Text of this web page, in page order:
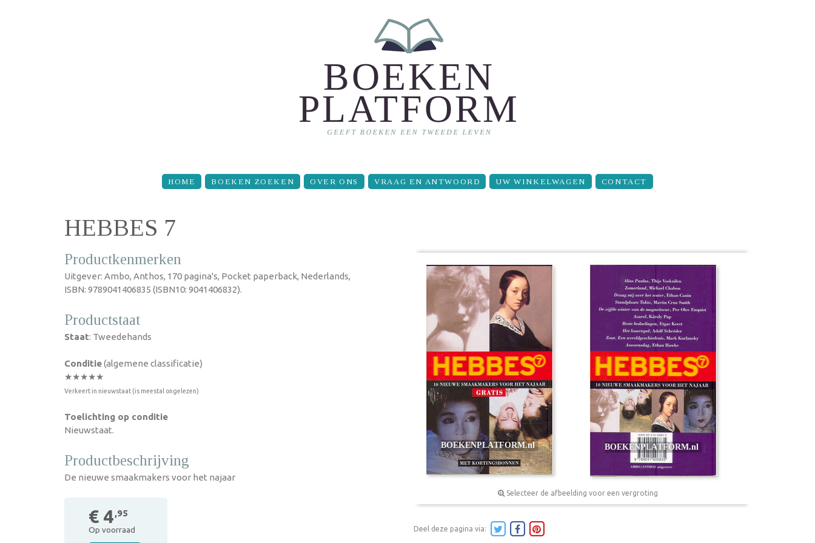
HOME BOEKEN ZOEKEN OVER ONS VRAAG EN ANTWOORD UW WINKELWAGEN CONTACT
HEBBES 7
Productkenmerken
Uitgever: Ambo, Anthos, 170 pagina's, Pocket paperback, Nederlands,
ISBN: 9789041406835 (ISBN10: 9041406832).
Productstaat
Staat: Tweedehands
Conditie(algemene classificatie)
★★★★★
Verkeert in nieuwstaat (is meestal ongelezen)
Toelichting op conditie
Nieuwstaat.
Productbeschrijving
De nieuwe smaakmakers voor het najaar
€ 4,95
Op voorraad
Selecteer de afbeelding voor een vergroting
Deel deze pagina via: